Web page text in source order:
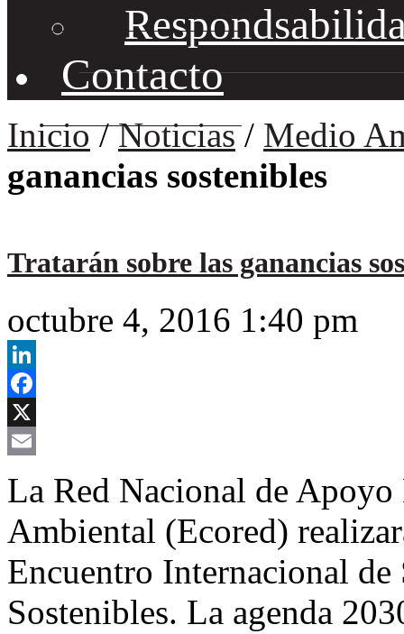
Contacto
Inicio/Noticias/ Medio
ganancias sostenibles
Tratarán sobre las ganancias
octubre 4, 2016 1:40 pm
LinkedIn
Facebook
X
La Red Nacional de
Ambiental (Ecored)
Encuentro Internacional
Sostenibles. La agenda